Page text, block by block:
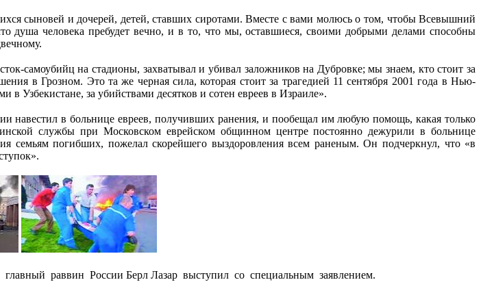
сыновей и дочерей, детей, ставших сиротами. Вместе с вами молюсь о том, чтобы Всевышний
человека пребудет вечно, и в то, что мы, оставшиеся, своими добрыми делами способны
самоубийц на стадионы, захватывал и убивал заложников на Дубровке; мы знаем, кто стоит за
в Грозном. Это та же черная сила, которая стоит за трагедией 11 сентября 2001 года в Нью-
Узбекистане, за убийствами десятков и сотен евреев в Израиле».
навестил в больнице евреев, получивших ранения, и пообещал им любую помощь, какая только
службы при Московском еврейском общинном центре постоянно дежурили в больнице
семьям погибших, пожелал скорейшего выздоровления всем раненым. Он подчеркнул, что «в
раввин России Берл Лазар выступил со специальным заявлением.